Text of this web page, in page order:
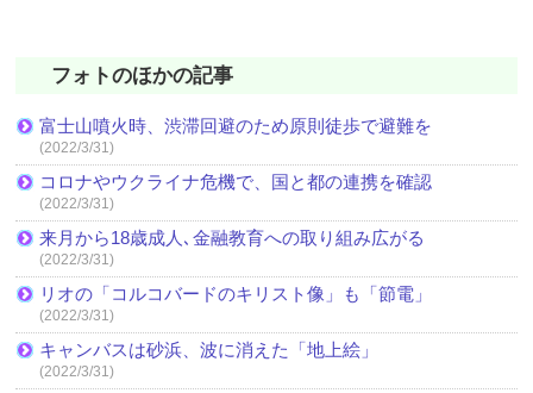
フォトのほかの記事
富士山噴火時、渋滞回避のため原則徒歩で避難を
(2022/3/31)
コロナやウクライナ危機で、国と都の連携を確認
(2022/3/31)
来月から18歳成人､金融教育への取り組み広がる
(2022/3/31)
リオの「コルコバードのキリスト像」も「節電」
(2022/3/31)
キャンバスは砂浜、波に消えた「地上絵」
(2022/3/31)